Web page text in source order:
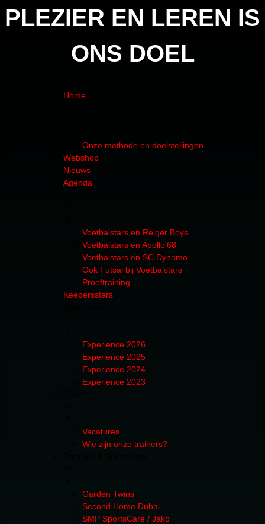
PLEZIER EN LEREN IS
ONS DOEL
Home
Onze methode en doelstellingen
Webshop
Nieuws
Agenda
Voetbalstars en Reiger Boys
Voetbalstars en Apollo'68
Voetbalstars en SC Dynamo
Ook Futsal bij Voetbalstars
Proeftraining
Keepersstars
Experience 2026
Experience 2025
Experience 2024
Experience 2023
Vacatures
Wie zijn onze trainers?
Garden Twins
Second Home Dubai
SMP SportsCare / Jako